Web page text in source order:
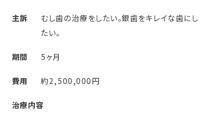
主訴
むし歯の治療をしたい。銀歯をキレイな歯にし
たい。
期間 5ヶ月
費用 約2,500,000円
治療内容